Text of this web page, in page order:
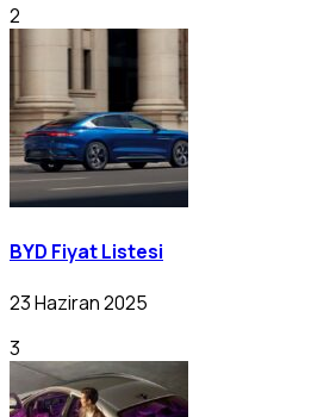
2
BYD Fiyat Listesi
23 Haziran 2025
3